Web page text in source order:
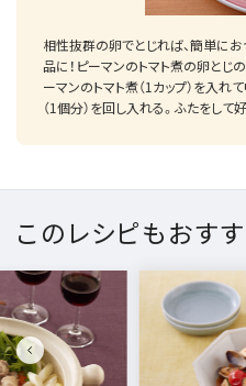
相性抜群の卵でとじれば、簡単に
品に！ピーマンのトマト煮の卵とじ
ーマンのトマト煮（1カップ）を入れ
（1個分）を回し入れる。ふたをして
このレシピもおす